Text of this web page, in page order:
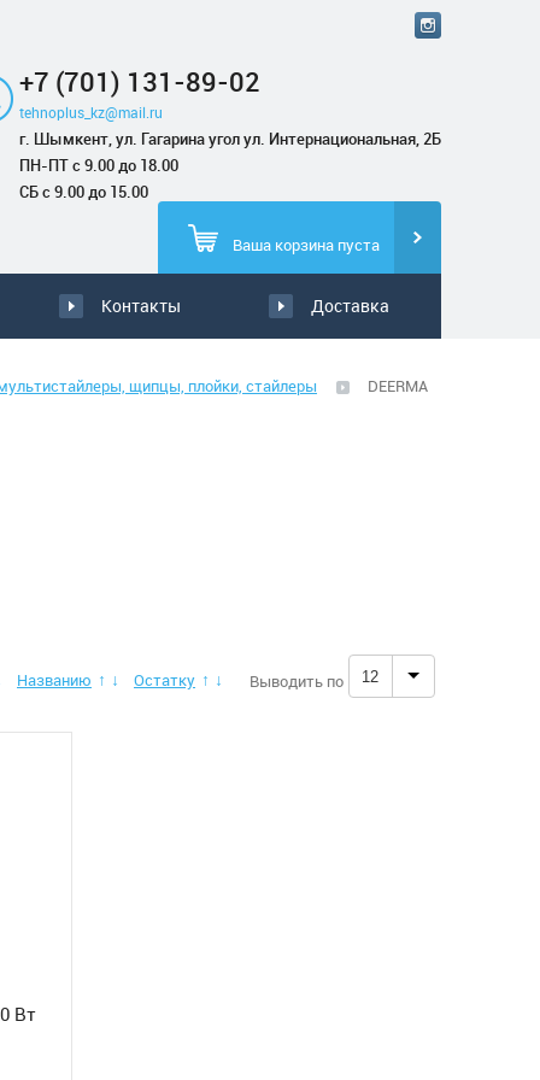
+7 (701) 131-89-02
tehnoplus_kz@mail.ru
г. Шымкент, ул. Гагарина угол ул. Интернациональная, 2Б
ПН-ПТ с 9.00 до 18.00
СБ с 9.00 до 15.00
Контакты Доставка
Ваша корзина пуста
щипцы, плойки, стайлеры DEERMA
Названию ↑ ↓ Остатку ↑ ↓ Выводить по 12
Вт